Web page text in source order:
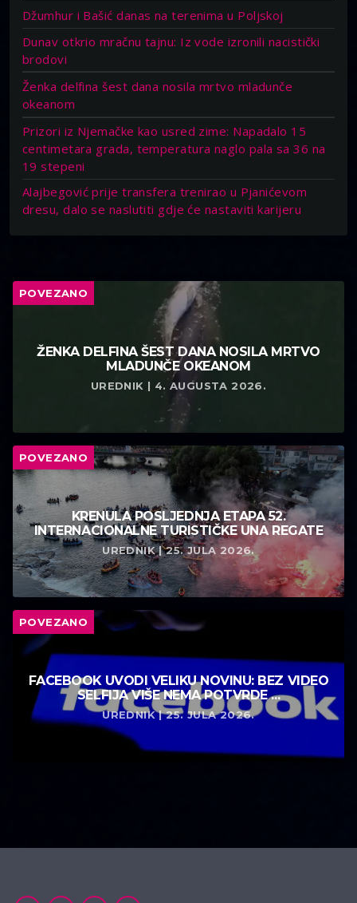
Džumhur i Bašić danas na terenima u Poljskoj
Dunav otkrio mračnu tajnu: Iz vode izronili nacistički
brodovi
Ženka delfina šest dana nosila mrtvo mladunče
okeanom
Prizori iz Njemačke kao usred zime: Napadalo 15
centimetara grada, temperatura naglo pala sa 36 na
19 stepeni
Alajbegović prije transfera trenirao u Pjanićevom
dresu, dalo se naslutiti gdje će nastaviti karijeru
POVEZANO
ŽENKA DELFINA ŠEST DANA NOSILA MRTVO
MLADUNČE OKEANOM
UREDNIK | 4. AUGUSTA 2026.
POVEZANO
KRENULA POSLJEDNJA ETAPA 52.
INTERNACIONALNE TURISTIČKE UNA REGATE
UREDNIK | 25. JULA 2026.
POVEZANO
FACEBOOK UVODI VELIKU NOVINU: BEZ VIDEO
SELFIJA VIŠE NEMA POTVRDE ...
UREDNIK | 25. JULA 2026.